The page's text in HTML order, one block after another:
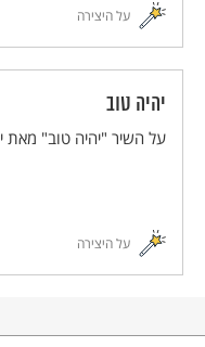
על היצירה
יהיה טוב
על השיר "יהיה טוב" מאת
על היצירה